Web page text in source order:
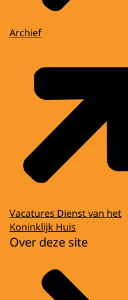
Archief
Vacatures Dienst van het
Koninklijk Huis
Over deze site